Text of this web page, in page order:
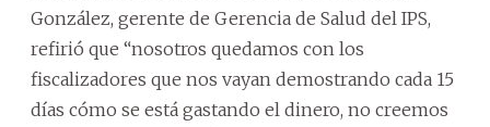
González, gerente de Gerencia de Salud del IPS,
refirió que “nosotros quedamos con los
fiscalizadores que nos vayan demostrando cada 15
días cómo se está gastando el dinero, no creemos